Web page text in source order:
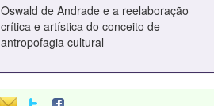
Oswald de Andrade e a reelaboração
crítica e artística do conceito de
antropofagia cultural